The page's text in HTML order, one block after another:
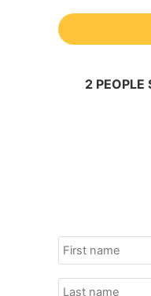
2 PEOPLE